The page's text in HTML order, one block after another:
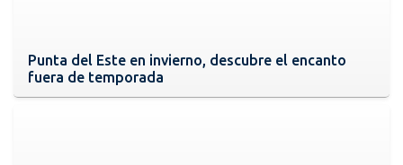
Punta del Este en invierno, descubre el encanto
fuera de temporada